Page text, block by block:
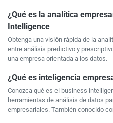
¿Qué es la analítica
Intelligence
Obtenga una visión rápida de la
entre análisis predictivo y
una empresa orientada a los datos.
¿Qué es inteligencia
Conozca qué es el business
herramientas de análisis de datos
empresariales. También conocido